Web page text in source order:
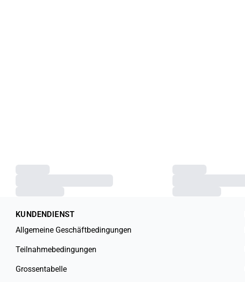
KUNDENDIENST
Allgemeine Geschäftbedingungen
Teilnahmebedingungen
Grossentabelle